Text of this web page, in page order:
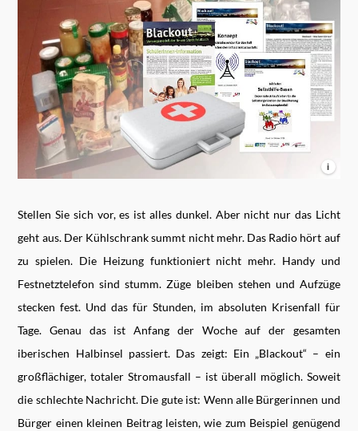
i
Stellen Sie sich vor, es ist alles dunkel. Aber nicht nur das Licht
geht aus. Der Kühlschrank summt nicht mehr. Das Radio hört auf
zu spielen. Die Heizung funktioniert nicht mehr. Handy und
Festnetztelefon sind stumm. Züge bleiben stehen und Aufzüge
stecken fest. Und das für Stunden, im absoluten Krisenfall für
Tage. Genau das ist Anfang der Woche auf der gesamten
iberischen Halbinsel passiert. Das zeigt: Ein „Blackout“ – ein
großﬂächiger, totaler Stromausfall – ist überall möglich. Soweit
die schlechte Nachricht. Die gute ist: Wenn alle Bürgerinnen und
Bürger einen kleinen Beitrag leisten, wie zum Beispiel genügend